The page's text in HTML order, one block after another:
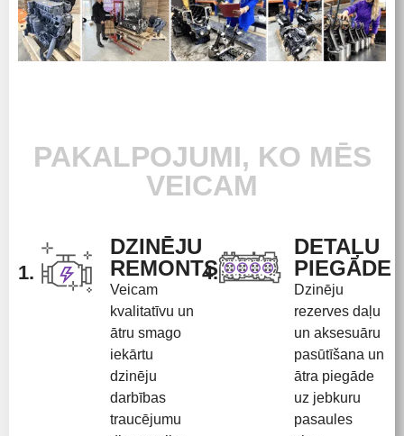
PAKALPOJUMI, KO MĒS
VEICAM
1.
DZINĒJU
REMONTS
Veicam
kvalitatīvu un
ātru smago
iekārtu
dzinēju
darbības
traucējumu
4.
DETAĻU
PIEGĀDE
Dzinēju
rezerves daļu
un aksesuāru
pasūtīšana un
ātra piegāde
uz jebkuru
pasaules